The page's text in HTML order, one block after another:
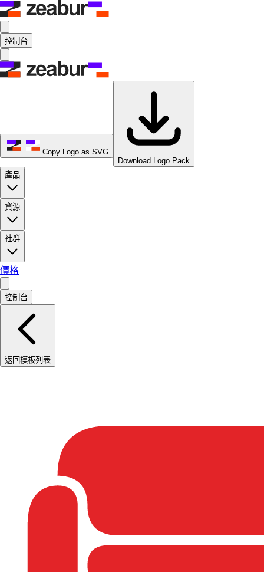
控制台
Copy Logo as SVG
Download Logo Pack
產品
資源
社群
價格
控制台
返回模板列表